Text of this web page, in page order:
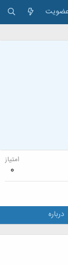
امتیاز
0
درباره